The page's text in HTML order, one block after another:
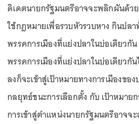
ดิเดตนายกรัฐมนตรีอาจจะพลิกผันด้ว
ใช้กฎหมายเพื่อรวบหัวรวบหาง กินปล
พรรคการเมืองที่แย่งปลาในบ่อเดียวกั
พรรคการเมืองที่แย่งปลาในบ่อเดียวกั
ลงก็จะเข้าสู่เป้าหมายทางการเมืองขอ
กลยุทธ์ชนะการเลือกตั้ง กับ เป้าหมาย
การเข้าสู่ตำแหน่งนายกรัฐมนตรีอาจจ